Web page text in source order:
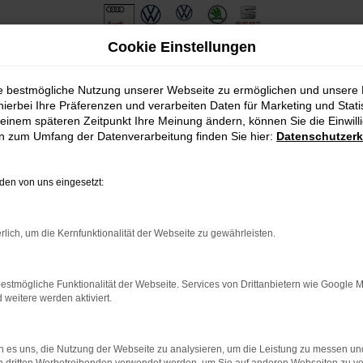
bestimmter Seiten verhindern. Funktioniert die Seite in
dem neuesten Stand sind.
kann auch dazu führen, dass bestimmte Funktionen nicht
Cookie Einstellungen
bestmögliche Nutzung unserer Webseite zu ermöglichen und unsere
Ihre Präferenzen und verarbeiten Daten für Marketing und
späteren Zeitpunkt Ihre Meinung ändern, können Sie die
zum Umfang der Datenverarbeitung finden Sie hier:
von uns eingesetzt:
um die Kernfunktionalität der Webseite zu gewährleisten.
Funktionalität der Webseite. Services von Drittanbietern wie Google
weitere werden aktiviert.
es uns, die Nutzung der Webseite zu analysieren, um die Leistung zu messen